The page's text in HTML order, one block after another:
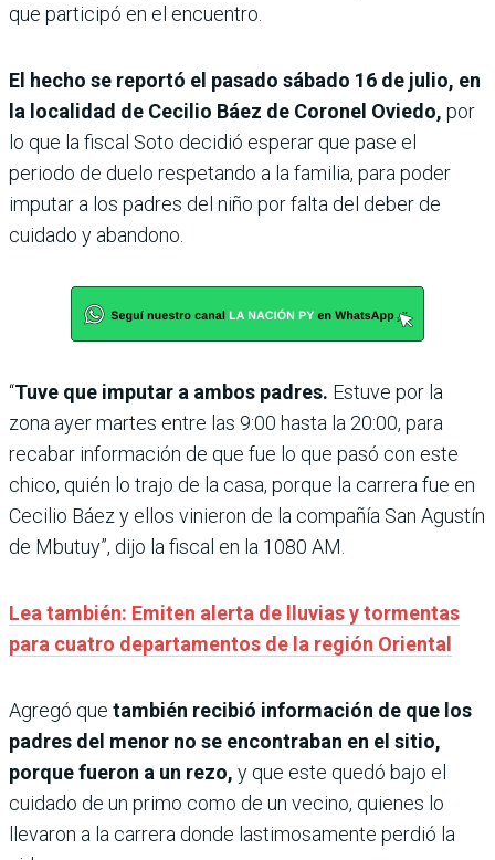
que participó en el encuentro.
El hecho se reportó el pasado sábado 16 de julio, en
la localidad de Cecilio Báez de Coronel Oviedo, por
lo que la fiscal Soto decidió esperar que pase el
periodo de duelo respetando a la familia, para poder
imputar a los padres del niño por falta del deber de
cuidado y abandono.
“Tuve que imputar a ambos padres. Estuve por la
zona ayer martes entre las 9:00 hasta la 20:00, para
recabar información de que fue lo que pasó con este
chico, quién lo trajo de la casa, porque la carrera fue en
Cecilio Báez y ellos vinieron de la compañía San Agustín
de Mbutuy”, dijo la fiscal en la 1080 AM.
Lea también: Emiten alerta de lluvias y tormentas
para cuatro departamentos de la región Oriental
Agregó que también recibió información de que los
padres del menor no se encontraban en el sitio,
porque fueron a un rezo, y que este quedó bajo el
cuidado de un primo como de un vecino, quienes lo
llevaron a la carrera donde lastimosamente perdió la